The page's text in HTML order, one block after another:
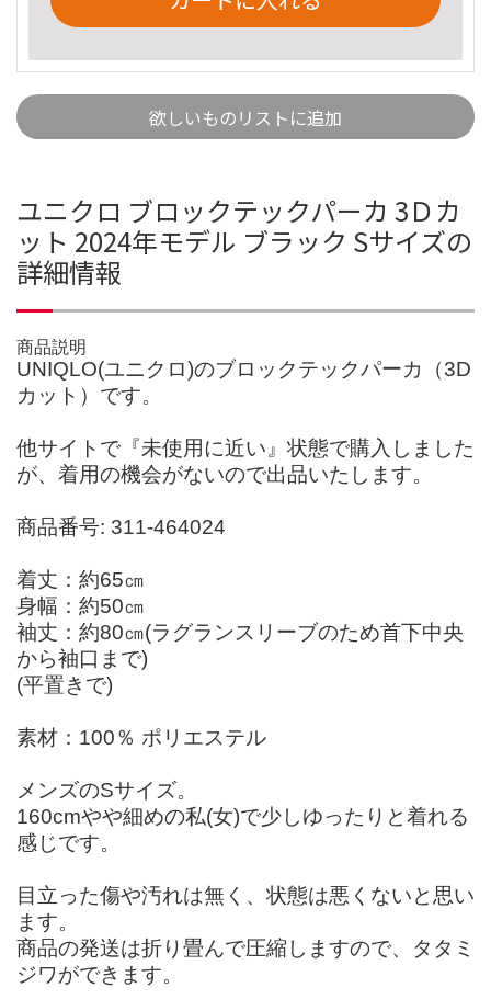
欲しいものリストに追加
ユニクロ ブロックテックパーカ 3Ｄカ
ット 2024年モデル ブラック Sサイズの
詳細情報
商品説明
UNIQLO(ユニクロ)のブロックテックパーカ（3D
カット）です。
他サイトで『未使用に近い』状態で購入しました
が、着用の機会がないので出品いたします。
商品番号: 311-464024
着丈：約65㎝
身幅：約50㎝
袖丈：約80㎝(ラグランスリーブのため首下中央
から袖口まで)
(平置きで)
素材：100％ ポリエステル
メンズのSサイズ。
160cmやや細めの私(女)で少しゆったりと着れる
感じです。
目立った傷や汚れは無く、状態は悪くないと思い
ます。
商品の発送は折り畳んで圧縮しますので、タタミ
ジワができます。